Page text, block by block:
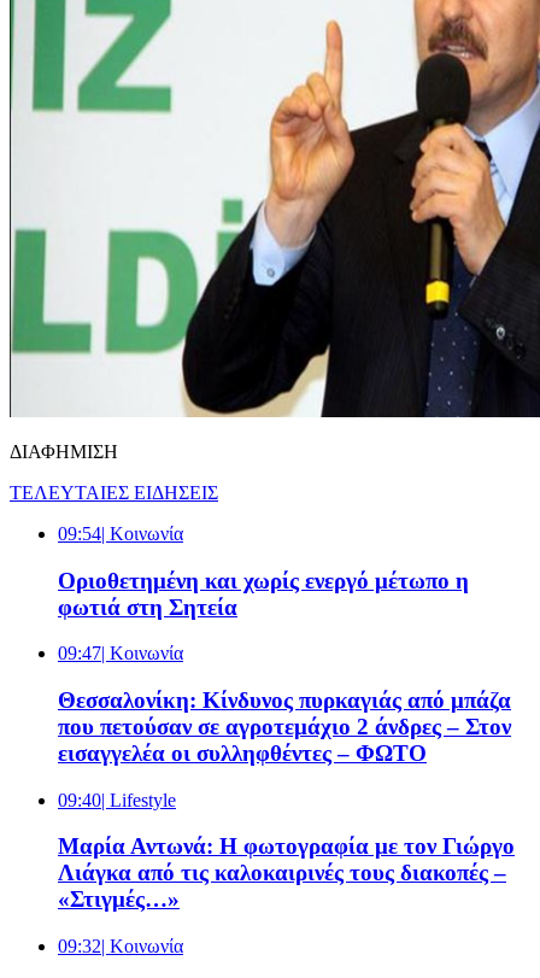
ΔΙΑΦΗΜΙΣΗ
ΤΕΛΕΥΤΑΙΕΣ ΕΙΔΗΣΕΙΣ
09:54| Κοινωνία
Οριοθετημένη και χωρίς ενεργό μέτωπο η
φωτιά στη Σητεία
09:47| Κοινωνία
Θεσσαλονίκη: Κίνδυνος πυρκαγιάς από μπάζα
που πετούσαν σε αγροτεμάχιο 2 άνδρες – Στον
εισαγγελέα οι συλληφθέντες – ΦΩΤΟ
09:40| Lifestyle
Μαρία Αντωνά: Η φωτογραφία με τον Γιώργο
Λιάγκα από τις καλοκαιρινές τους διακοπές –
«Στιγμές…»
09:32| Κοινωνία